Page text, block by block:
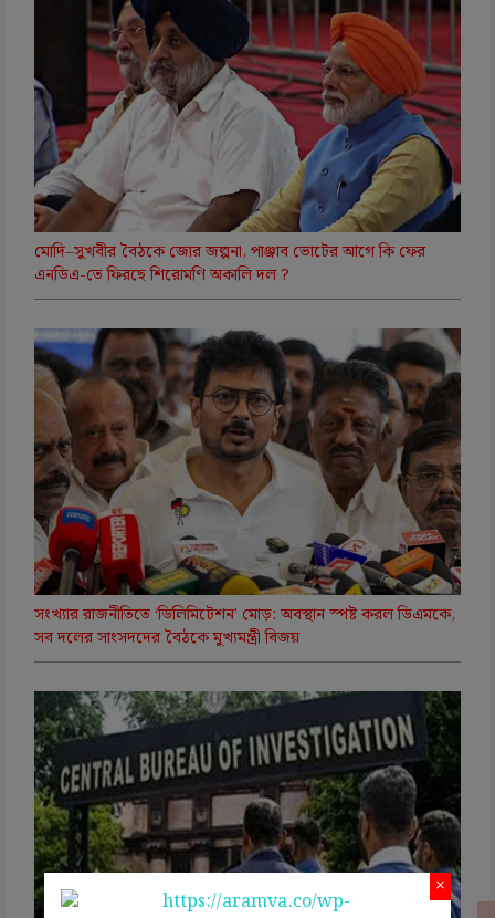
মোদি–সুখবীর বৈঠকে জোর জল্পনা, পাঞ্জাব ভোটের আগে কি ফের
এনডিএ-তে ফিরছে শিরোমণি অকালি দল ?
সংখ্যার রাজনীতিতে ‘ডিলিমিটেশন’ মোড়: অবস্থান স্পষ্ট করল ডিএমকে,
সব দলের সাংসদদের বৈঠকে মুখ্যমন্ত্রী বিজয়
×